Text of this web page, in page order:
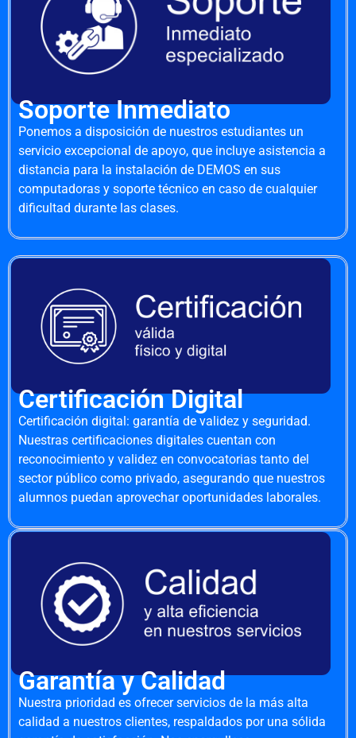
Soporte Inmediato
Ponemos a disposición de nuestros estudiantes un
servicio excepcional de apoyo, que incluye asistencia a
distancia para la instalación de DEMOS en sus
computadoras y soporte técnico en caso de cualquier
dificultad durante las clases.
Certificación Digital
Certificación digital: garantía de validez y seguridad.
Nuestras certificaciones digitales cuentan con
reconocimiento y validez en convocatorias tanto del
sector público como privado, asegurando que nuestros
alumnos puedan aprovechar oportunidades laborales.
Garantía y Calidad
Nuestra prioridad es ofrecer servicios de la más alta
calidad a nuestros clientes, respaldados por una sólida